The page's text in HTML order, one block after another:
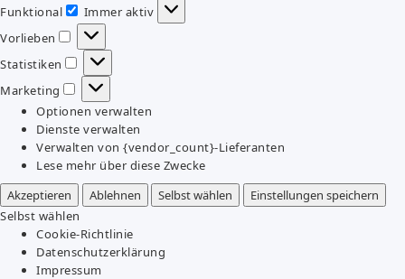
Funktional
Funktional
Immer aktiv
Vorlieben
Vorlieben
Statistiken
Statistiken
Marketing
Marketing
Optionen verwalten
Dienste verwalten
Verwalten von {vendor_count}-Lieferanten
Lese mehr über diese Zwecke
Akzeptieren
Ablehnen Selbst wählen
Einstellungen speichern
Selbst wählen
Cookie-Richtlinie
Datenschutzerklärung
Impressum